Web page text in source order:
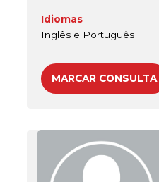
Idiomas
Inglês e Português
MARCAR CONSULTA